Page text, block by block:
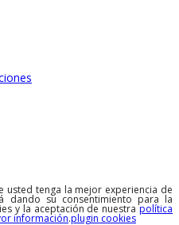
usted tenga la mejor experiencia de
dando su consentimiento para la
y la aceptación de nuestrapolítica
información.plugin cookies